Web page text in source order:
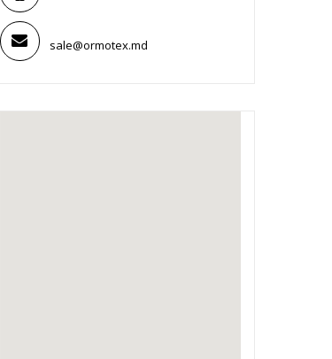
sale@ormotex.md